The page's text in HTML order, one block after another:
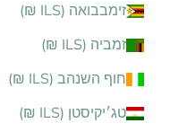
זימבבואה (ILS ₪)
זמביה (ILS ₪)
חוף השנהב (ILS ₪)
טג׳יקיסטן (ILS ₪)